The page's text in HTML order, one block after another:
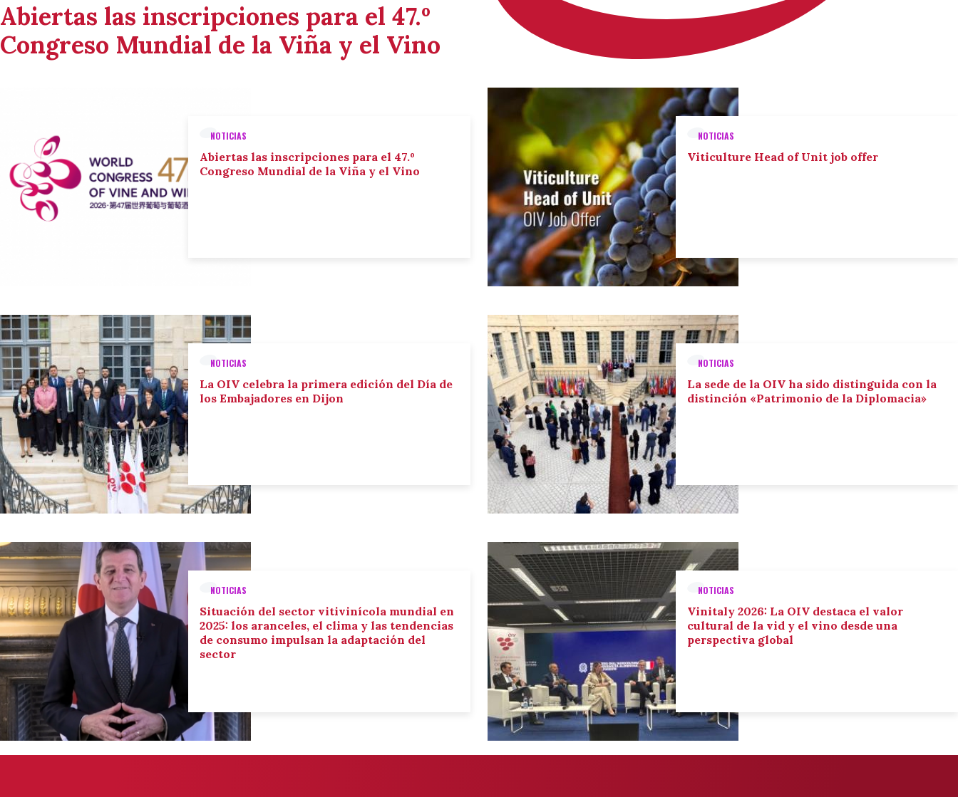
Abiertas las inscripciones para el 47.º
Congreso Mundial de la Viña y el Vino
NOTICIAS
Abiertas las inscripciones para el 47.º
Congreso Mundial de la Viña y el Vino
NOTICIAS
Viticulture Head of Unit job offer
NOTICIAS
La OIV celebra la primera edición del Día de
los Embajadores en Dijon
NOTICIAS
La sede de la OIV ha sido distinguida con la
distinción «Patrimonio de la Diplomacia»
NOTICIAS
Situación del sector vitivinícola mundial en
2025: los aranceles, el clima y las tendencias
de consumo impulsan la adaptación del
sector
NOTICIAS
Vinitaly 2026: La OIV destaca el valor
cultural de la vid y el vino desde una
perspectiva global